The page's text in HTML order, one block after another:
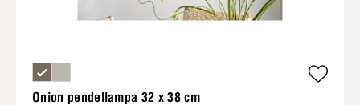
Onion pendellampa 32 x 38 cm